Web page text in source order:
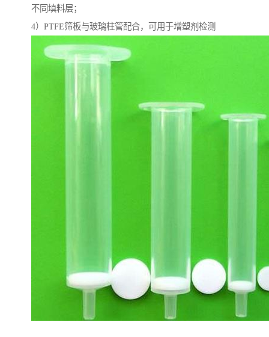
不同填料层；
4）PTFE筛板与玻璃柱管配合，可用于增塑剂检测